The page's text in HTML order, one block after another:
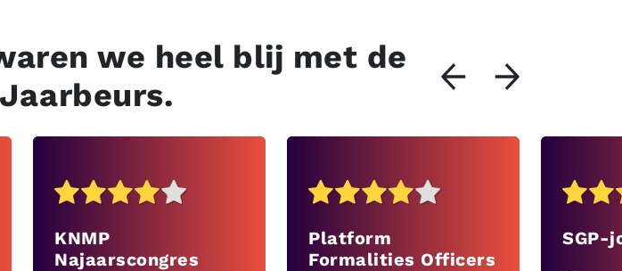
we heel blij met de
KNMP
Najaarscongres
Platform
Formalities Officers
SGP-